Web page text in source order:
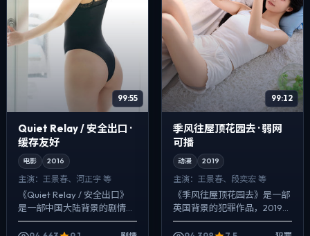
99:55
Quiet Relay / 安全出口 ·
缓存友好
电影 2016
主演： 王景春、河正宇 等
《Quiet Relay / 安全出口》
是一部中国大陆背景的剧情作
品，2016年公映，由许鞍华执
99:12
季风往屋顶花园去 · 弱网
可播
动漫 2019
主演： 王景春、段奕宏 等
《季风往屋顶花园去》是一部
英国背景的犯罪作品，2019年
公映，由魏德圣执导，王景